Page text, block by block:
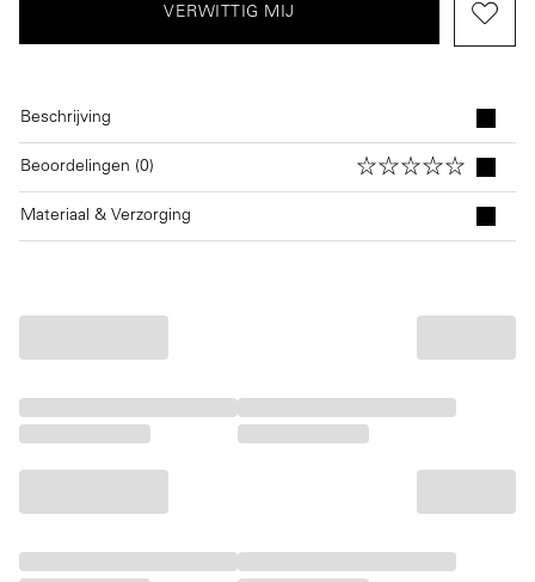
VERWITTIG MIJ
Beschrijving
Beoordelingen (0)
Materiaal & Verzorging